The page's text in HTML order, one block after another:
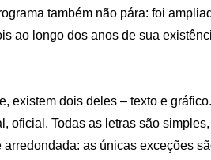
também não pára: foi
ao longo dos anos de sua
existem dois deles – texto e
oficial. Todas as letras são
arredondada: as únicas exceções